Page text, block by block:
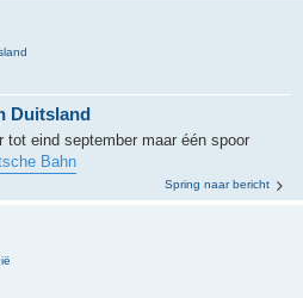
Duitsland
tot eind september maar één spoor
Bahn
Spring naar bericht